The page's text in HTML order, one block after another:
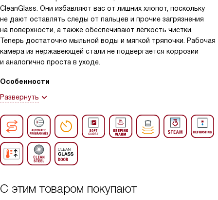
CleanGlass. Они избавляют вас от лишних хлопот, поскольку
не дают оставлять следы от пальцев и прочие загрязнения
на поверхности, а также обеспечивают лёгкость чистки.
Теперь достаточно мыльной воды и мягкой тряпочки. Рабочая
камера из нержавеющей стали не подвергается коррозии
и аналогично проста в уходе.
Особенности
Развернуть
С этим товаром покупают